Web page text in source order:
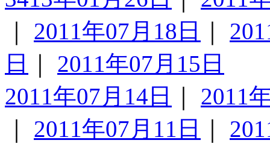
2011年07月18日
日
2011年07月15日
2011年07月14日
2011
2011年07月11日